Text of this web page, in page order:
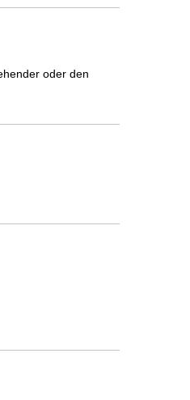
oder den